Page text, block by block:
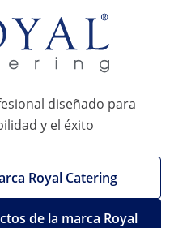
diseñado para
y el éxito
Royal Catering
de la marca Royal